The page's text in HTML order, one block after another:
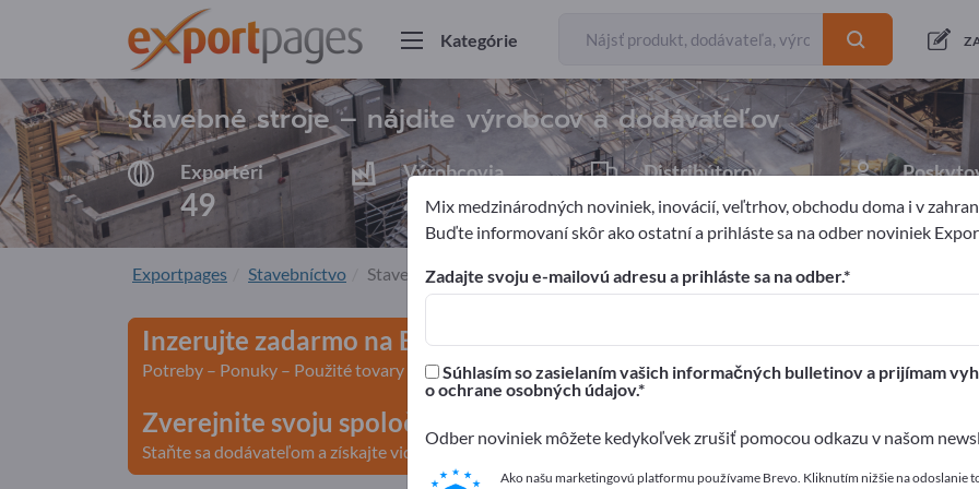
Kategórie
Stavebné stroje – nájdite výrobcov a dodávateľov
Exportéri
49
Výrobcovia
46
Distribútorov
2 1
49
Výrobcovia
Exportpages Stavebníctvo Stavebné stroje
Inzerujte zadarmo na Exportpages!
Potreby – Ponuky – Použité tovary – Obchodné kontakty >> začnite tu
Zverejnite svoju spoločnosť a svoje produkty na Exportpages.
Staňte sa dodávateľom a získajte viditeľnosť>> zverejniť tu
Mix medzinárodných noviniek, inovácií, veľtrhov, obchodu doma i v
Buďte informovaní skôr ako ostatní a prihláste sa na odber noviniek
Zadajte svoju e-mailovú adresu a prihláste sa na odber.
Súhlasím so zasielaním vašich informačných bulletinov a prijímam
o ochrane osobných údajov.
Odber noviniek môžete kedykoľvek zrušiť pomocou odkazu v našom
Ako našu marketingovú platformu používame Brevo. Kliknutím nižšie na odoslanie